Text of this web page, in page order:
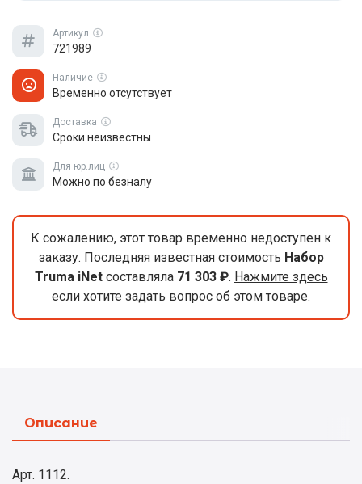
Артикул
721989
Наличие
Временно отсутствует
Доставка
Сроки неизвестны
Для юр.лиц
Можно по безналу
К сожалению, этот товар временно недоступен к
заказу. Последняя известная стоимость Набор
Truma iNetсоставляла 71 303 ₽. Нажмите здесь
если хотите задать вопрос об этом товаре.
Описание
Арт. 1112.